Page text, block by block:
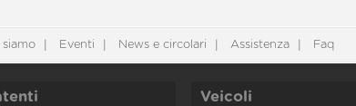
siamo Eventi News e circolari Assistenza Faq
Veicoli